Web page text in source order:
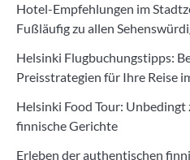
Hotel-Empfehlungen im
Fußläufig zu allen
Helsinki Flugbuchungstipps:
Preisstrategien für Ihre Reise
Helsinki Food Tour:
finnische Gerichte
Erleben der authentischen